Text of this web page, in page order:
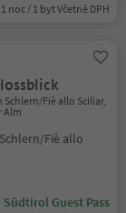
1 noc / 1 byt Včetně DPH
Schlern/Fiè allo Sciliar,
Alm
Fiè allo
Südtirol Guest Pass